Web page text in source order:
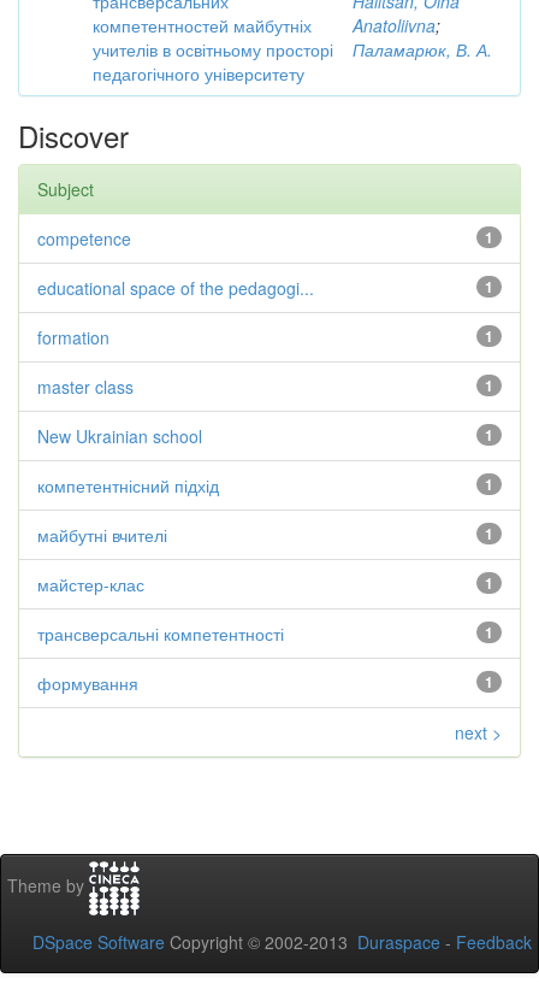
компетентностей майбутніх
учителів в освітньому просторі
педагогічного університету
Anatoliivna;
Паламарюк, В. А.
Discover
Subject
1
competence
1
educational space of the pedagogi...
1
formation
1
master class
1
New Ukrainian school
1
компетентнісний підхід
1
майбутні вчителі
1
майстер-клас
1
трансверсальні компетентності
1
формування
next >
Theme by
DSpace Software Copyright © 2002-2013 Duraspace - Feedback